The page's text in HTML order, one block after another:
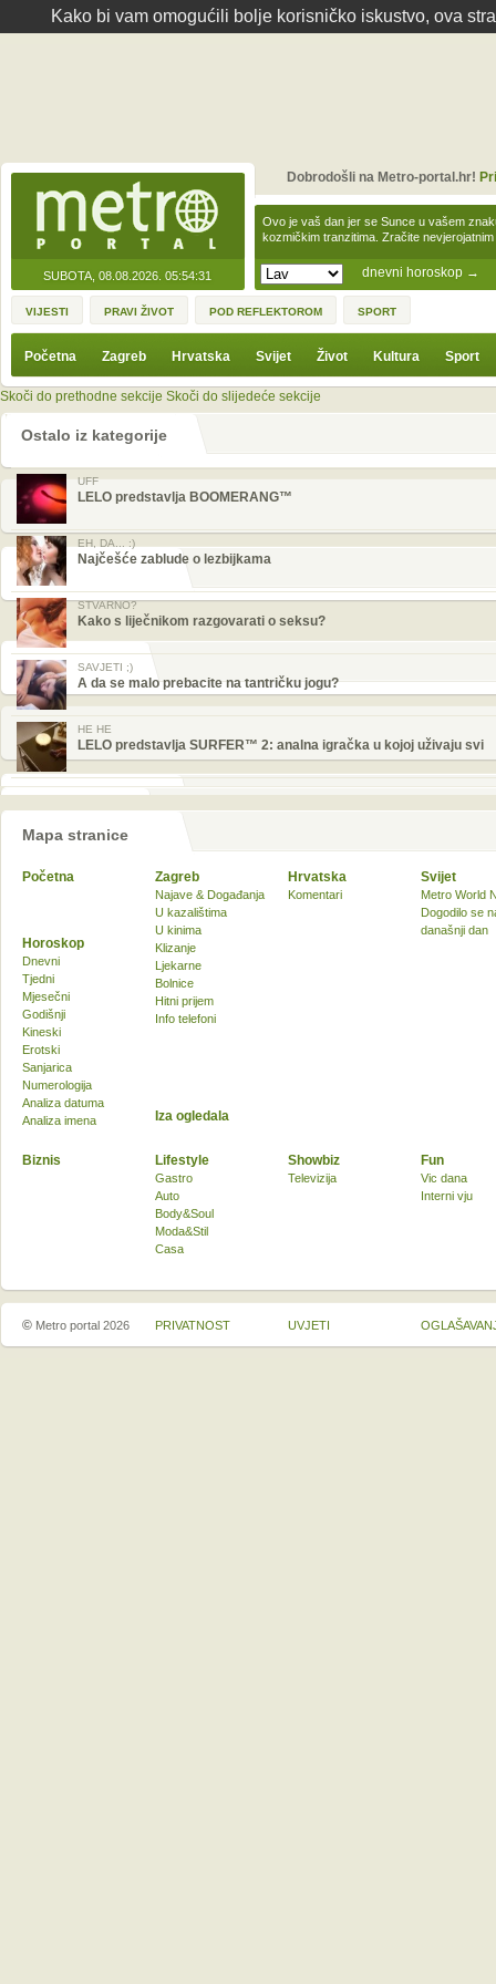
Kako bi vam omogućili bolje korisničko iskustvo, ova
SUBOTA, 08.08.2026. 05:54:31 dnevni horoskop →
Ovo je vaš dan jer se Sunce u vašem
kozmičkim tranzitima. Zračite
Dobrodošli na Metro-portal.hr!
VIJESTI PRAVI ŽIVOT POD REFLEKTOROM SPORT
Početna Zagreb Hrvatska Svijet Život Kultura Sport
Skoči do prethodne sekcije Skoči do slijedeće sekcije
Ostalo iz kategorije
UFF
LELO predstavlja BOOMERANG™
EH, DA... :)
Najčešće zablude o lezbijkama
STVARNO?
Kako s liječnikom razgovarati o seksu?
SAVJETI ;)
A da se malo prebacite na tantričku jogu?
HE HE
LELO predstavlja SURFER™ 2: analna igračka u kojoj uživaju svi
Mapa stranice
Početna Zagreb
Najave & Događanja
U kazalištima
U kinima
Klizanje
Ljekarne
Bolnice
Hitni prijem
Info telefoni
Hrvatska
Komentari
Svijet
Metro World
Dogodilo se
današnji dan
Biznis Lifestyle
Gastro
Auto
Body&Soul
Moda&Stil
Casa
Showbiz
Televizija
Fun
Vic dana
Interni vju
Horoskop
Dnevni
Tjedni
Mjesečni
Godišnji
Kineski
Erotski
Sanjarica
Numerologija
Analiza datuma
Analiza imena
Iza ogledala
© Metro portal 2026 PRIVATNOST UVJETI